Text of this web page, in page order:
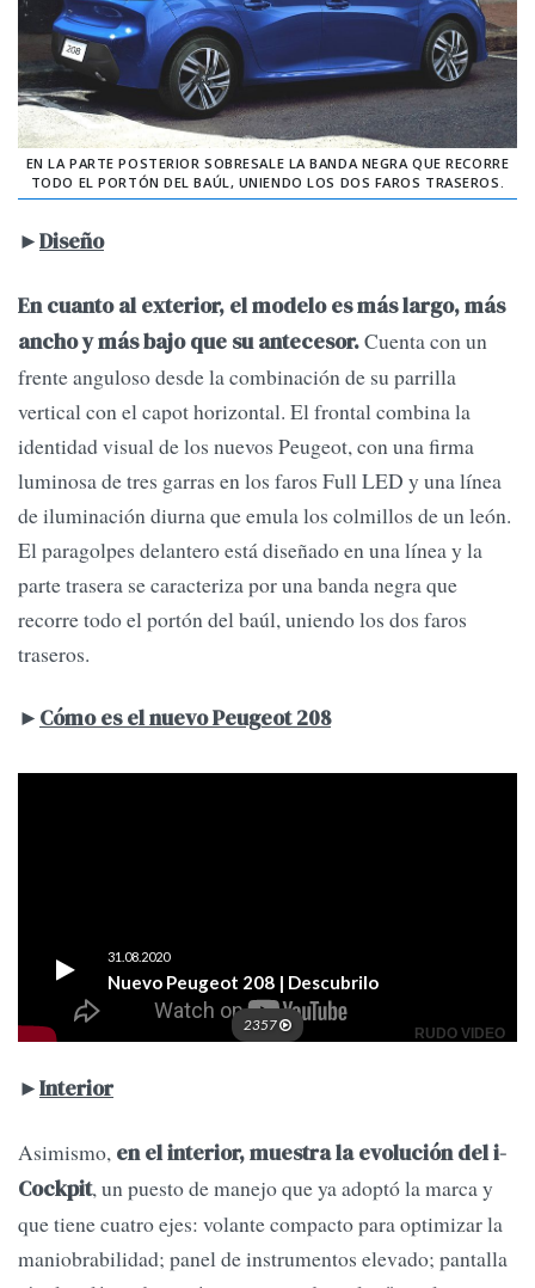
EN LA PARTE POSTERIOR SOBRESALE LA BANDA NEGRA QUE RECORRE
TODO EL PORTÓN DEL BAÚL, UNIENDO LOS DOS FAROS TRASEROS.
►Diseño
En cuanto al exterior, el modelo es más largo, más
ancho y más bajo que su antecesor.Cuenta con un
frente anguloso desde la combinación de su parrilla
vertical con el capot horizontal. El frontal combina la
identidad visual de los nuevos Peugeot, con una firma
luminosa de tres garras en los faros Full LED y una línea
de iluminación diurna que emula los colmillos de un león.
El paragolpes delantero está diseñado en una línea y la
parte trasera se caracteriza por una banda negra que
recorre todo el portón del baúl, uniendo los dos faros
traseros.
► Cómo es el nuevo Peugeot 208
►Interior
Asimismo, en el interior, muestra la evolución del i-
Cockpit, un puesto de manejo que ya adoptó la marca y
que tiene cuatro ejes: volante compacto para optimizar la
maniobrabilidad; panel de instrumentos elevado; pantalla